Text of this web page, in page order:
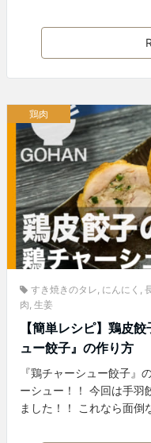
鶏肉
すき焼きのタレ にんにく
肉 生姜
【簡単レシピ】鶏皮
ュー餃子』の作り方
『鶏チャーシュー餃子』
ーシュー！！ 今回は手羽
ました！！ これなら面倒